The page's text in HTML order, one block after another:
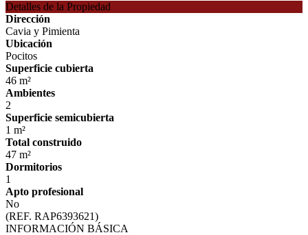
Detalles de la Propiedad
Dirección
Cavia y Pimienta
Ubicación
Pocitos
Superficie cubierta
46 m²
Ambientes
2
Superficie semicubierta
1 m²
Total construido
47 m²
Dormitorios
1
Apto profesional
No
(REF. RAP6393621)
INFORMACIÓN BÁSICA